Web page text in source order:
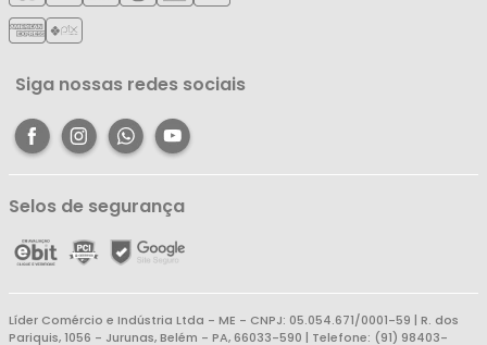
Meus Favoritos
Central de Atendimento
Siga nossas redes sociais
Selos de segurança
Líder Comércio e Indústria Ltda - ME - CNPJ: 05.054.671/0001-59 | R. dos
Pariquis, 1056 - Jurunas, Belém - PA, 66033-590 | Telefone: (91) 98403-